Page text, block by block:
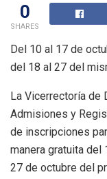
0
SHARES
Del 10 al 17 de
del 18 al 27 del
La Vicerrectoría de
Admisiones y
de inscripciones
manera gratuita del
27 de octubre del